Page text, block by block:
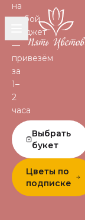
на
любой
бюджет
—
привезём
за
1–
2
часа
Выбрать
букет
Цветы по
подписке